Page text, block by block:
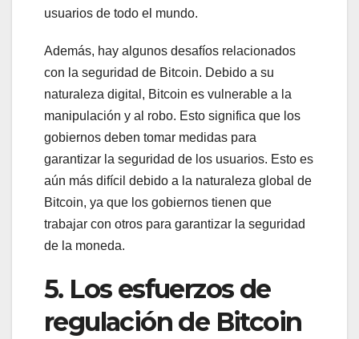
usuarios de todo el mundo.
Además, hay algunos desafíos relacionados
con la seguridad de Bitcoin. Debido a su
naturaleza digital, Bitcoin es vulnerable a la
manipulación y al robo. Esto significa que los
gobiernos deben tomar medidas para
garantizar la seguridad de los usuarios. Esto es
aún más difícil debido a la naturaleza global de
Bitcoin, ya que los gobiernos tienen que
trabajar con otros para garantizar la seguridad
de la moneda.
5. Los esfuerzos de
regulación de Bitcoin